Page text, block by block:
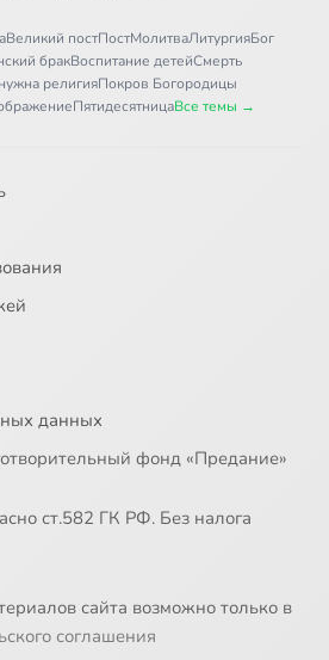
Великий постПостМолитваЛитургияБог
бракВоспитание детейСмерть
религияПокров Богородицы
ПятидесятницаВсе темы →
данных
фонд «Предание»
ст.582 ГК РФ. Без налога
сайта возможно только в
соглашения